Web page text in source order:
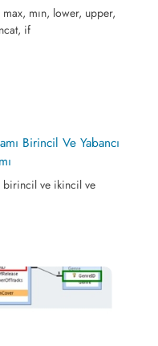
mın, lower, upper,
if
Birincil Ve Yabancı
birincil ve ikincil ve